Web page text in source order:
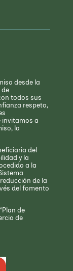
desde la
todos sus
respeto,
invitamos a
la
del
y la
a la
de la
del fomento
de
de